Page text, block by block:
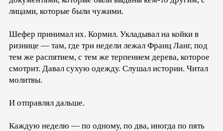
лицами, которые были чужими.
Шефер принимал их. Кормил. Укладывал на койки в
ризнице — там, где три недели лежал Франц Ланг, под
тем же распятием, с тем же терпением дерева, которое
смотрит. Давал сухую одежду. Слушал истории. Читал
молитвы.
И отправлял дальше.
Каждую неделю — по одному, по два, иногда по пять